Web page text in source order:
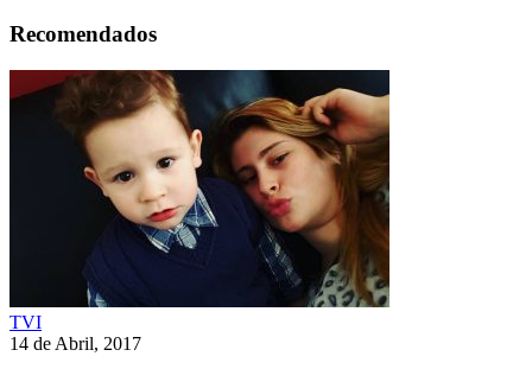
Recomendados
TVI
14 de Abril, 2017